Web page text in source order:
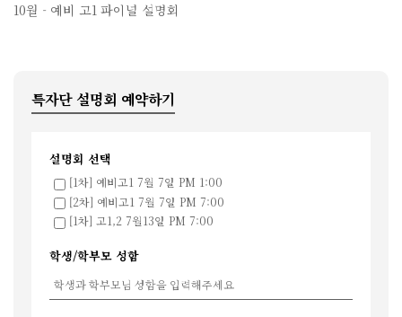
10월 - 예비 고1 파이널 설명회
특자단 설명회 예약하기
설명회 선택
[1차] 예비고1 7월 7일 PM 1:00
[2차] 예비고1 7월 7일 PM 7:00
[1차] 고1,2 7월13일 PM 7:00
학생/학부모 성함